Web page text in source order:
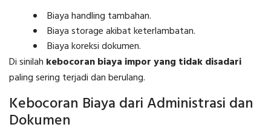
Biaya handling tambahan.
Biaya storage akibat keterlambatan.
Biaya koreksi dokumen.
Di sinilah kebocoran biaya impor yang tidak disadari
paling sering terjadi dan berulang.
Kebocoran Biaya dari Administrasi dan
Dokumen